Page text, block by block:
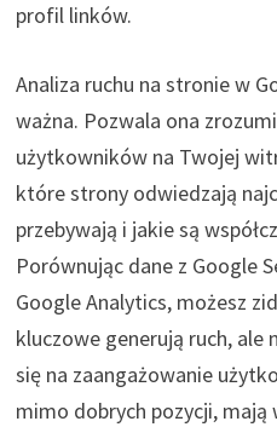
profil linków.
Analiza ruchu na stronie w
ważna. Pozwala ona
użytkowników na Twojej
które strony odwiedzają
przebywają i jakie są
Porównując dane z Google
Google Analytics, możesz
kluczowe generują ruch, ale
się na zaangażowanie
mimo dobrych pozycji, mają